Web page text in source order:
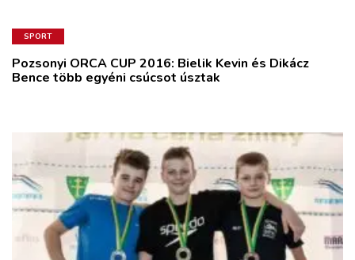
SPORT
Pozsonyi ORCA CUP 2016: Bielik Kevin és Dikácz
Bence több egyéni csúcsot úsztak